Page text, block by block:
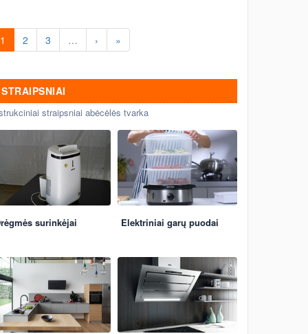
1 2 3 … › »
STRAIPSNIAI
straipsniai abėcėlės tvarka
surinkėjai Elektriniai garų puodai